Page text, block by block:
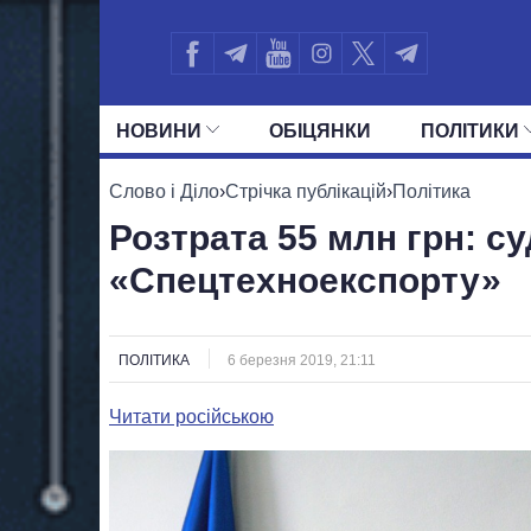
НОВИНИ ОБIЦЯНКИ ПОЛIТИКИ
УСІ ПОЛІТИКИ ПРЕЗИДЕНТ І ОФІС
Слово і Діло›Стрічка публікацій›Політика
Розтрата 55 млн грн:
«Спецтехноекспорту»
ПОЛІТИКА 6 березня 2019, 21:11
Читати російською